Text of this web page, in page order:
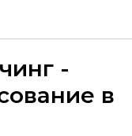
-
в